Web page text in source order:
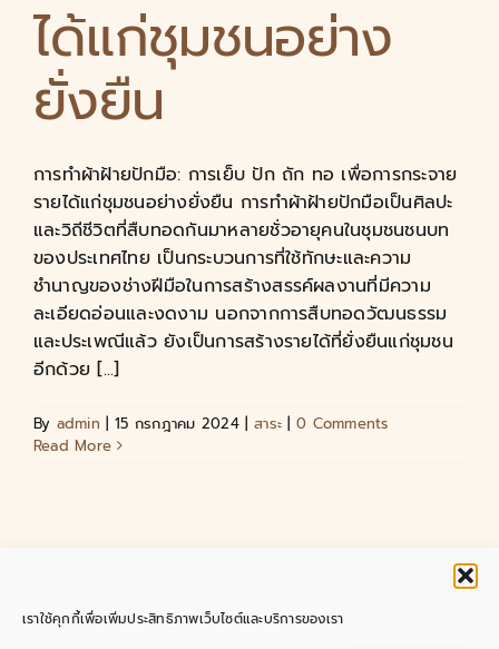
เราใช้คุกกี้เพื่อเพิ่มประสิทธิภาพเว็บไซต์และบริการของเรา
ได้แก่ชุมชนอย่าง
ยั่งยืน
การทำผ้าฝ้ายปักมือ: การเย็บ ปัก ถัก ทอ เพื่อการกระจาย
รายได้แก่ชุมชนอย่างยั่งยืน การทำผ้าฝ้ายปักมือเป็นศิลปะ
และวิถีชีวิตที่สืบทอดกันมาหลายชั่วอายุคนในชุมชนชนบท
ของประเทศไทย เป็นกระบวนการที่ใช้ทักษะและความ
ชำนาญของช่างฝีมือในการสร้างสรรค์ผลงานที่มีความ
ละเอียดอ่อนและงดงาม นอกจากการสืบทอดวัฒนธรรม
และประเพณีแล้ว ยังเป็นการสร้างรายได้ที่ยั่งยืนแก่ชุมชน
อีกด้วย [...]
By admin | 15 กรกฎาคม 2024 | สาระ | 0 Comments
Read More
Copyright 2018 - 2025 |SutaCottonLP